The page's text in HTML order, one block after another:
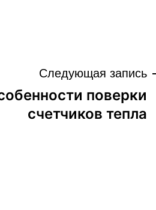
Следующая запись
поверки
счетчиков тепла